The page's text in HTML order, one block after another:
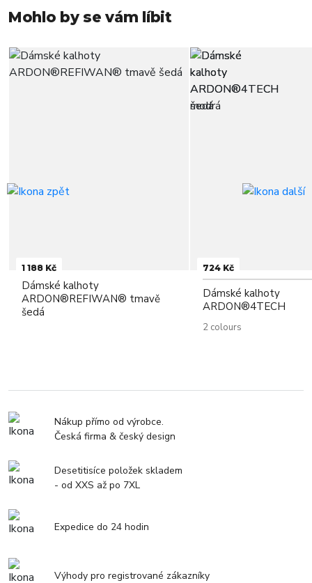
Mohlo by se vám líbit
1 188 Kč
Dámské kalhoty
ARDON®REFIWAN® tmavě
šedá
724 Kč
Dámské kalhoty
ARDON®4TECH
2 colours
Nákup přímo od výrobce.
Česká firma & český design
Desetitisíce položek skladem
- od XXS až po 7XL
Expedice do 24 hodin
Výhody pro registrované zákazníky